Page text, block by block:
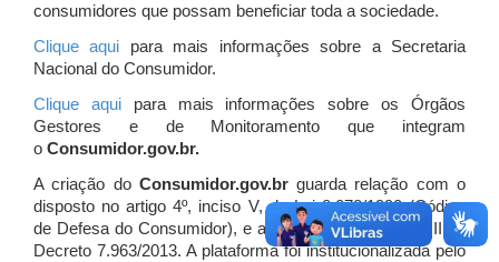
consumidores que possam beneficiar toda a sociedade.
Clique aqui para mais informações sobre a Secretaria
Nacional do Consumidor.
Clique aquipara mais informações sobre os Órgãos
Gestores e de Monitoramento que integram
o Consumidor.gov.br.
A criação do Consumidor.gov.brguarda relação com o
disposto no artigo 4º, inciso V, da Lei 8.078/1990 (Código
de Defesa do Consumidor), e artigo 7º, incisos I, II e III do
Decreto 7.963/2013. A plataforma foi institucionalizada pelo